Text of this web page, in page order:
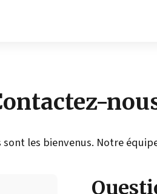
les bienvenus. Notre